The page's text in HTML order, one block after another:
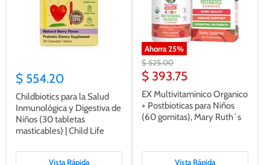
$ 554.20
Childbiotics para la Salud
Inmunológica y Digestiva de
Niños (30 tabletas
masticables) | Child Life
Vista Rápida
Ahorra25%
Precio
original
$ 525.00
Precio
actual
$ 393.75
EX Multivitaminico Organico
+ Postbioticas para Niños
(60 gomitas), Mary Ruth´s
Vista Rápida